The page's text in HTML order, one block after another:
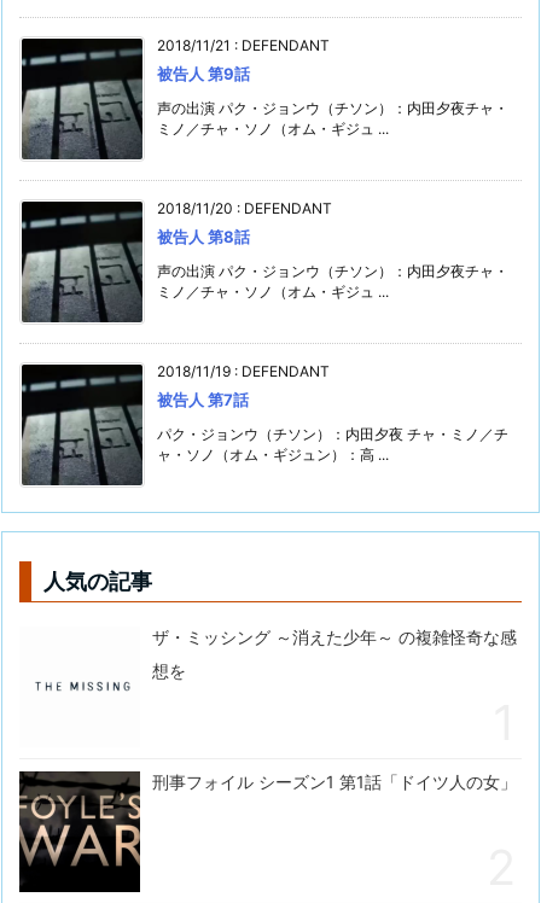
2018/11/21 : DEFENDANT
被告人 第9話
声の出演 パク・ジョンウ（チソン）：内田夕夜チャ・
ミノ／チャ・ソノ（オム・ギジュ ...
2018/11/20 : DEFENDANT
被告人 第8話
声の出演 パク・ジョンウ（チソン）：内田夕夜チャ・
ミノ／チャ・ソノ（オム・ギジュ ...
2018/11/19 : DEFENDANT
被告人 第7話
パク・ジョンウ（チソン）：内田夕夜 チャ・ミノ／チ
ャ・ソノ（オム・ギジュン）：高 ...
人気の記事
ザ・ミッシング ～消えた少年～ の複雑怪奇な感
想を
刑事フォイル シーズン1 第1話「ドイツ人の女」